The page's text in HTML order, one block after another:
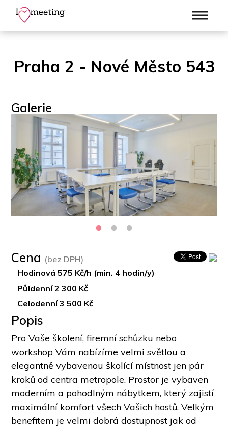
Praha 2 - Nové Město 543
Galerie
Cena (bez DPH)
Hodinová 575 Kč/h (min. 4 hodin/y)
Půldenní 2 300 Kč
Celodenní 3 500 Kč
Popis
Pro Vaše školení, firemní schůzku nebo
workshop Vám nabízíme velmi světlou a
elegantně vybavenou školící místnost jen pár
kroků od centra metropole. Prostor je vybaven
moderním a pohodlným nábytkem, který zajistí
maximální komfort všech Vašich hostů. Velkým
benefitem je velmi dobrá dostupnost jak od